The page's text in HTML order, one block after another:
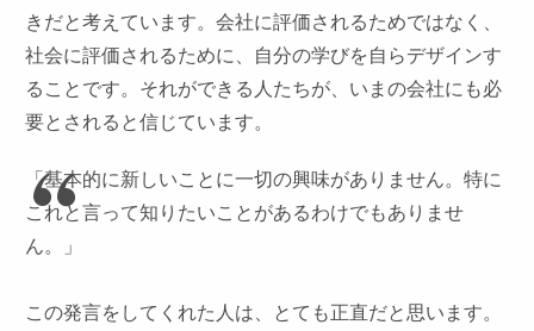
きだと考えています。会社に評価されるためではなく、
社会に評価されるために、自分の学びを自らデザインす
ることです。それができる人たちが、いまの会社にも必
要とされると信じています。
「基本的に新しいことに一切の興味がありません。特に
これと言って知りたいことがあるわけでもありませ
ん。」
この発言をしてくれた人は、とても正直だと思います。